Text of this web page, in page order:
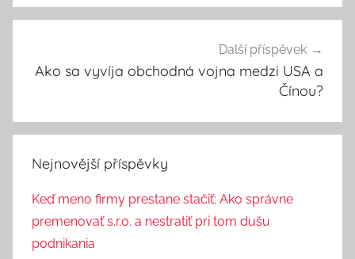
Další příspěvek
Ako sa vyvíja obchodná vojna medzi USA a
Čínou?
Nejnovější příspěvky
Keď meno firmy prestane stačiť: Ako správne
premenovať s.r.o. a nestratiť pri tom dušu
podnikania